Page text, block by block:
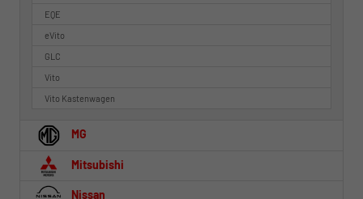
EQE
eVito
GLC
Vito
Vito Kastenwagen
MG
Mitsubishi
Nissan